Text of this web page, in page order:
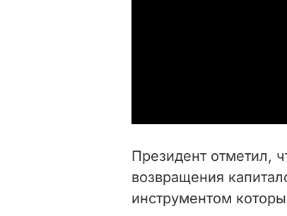
Президент отметил,
возвращения
инструментом